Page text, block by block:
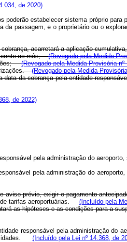
de 2020)
estabelecer sistema próprio
passagem, e o proprietário ou o
acarretará a aplicação
cento ao mês;(Revogado pela Medida
(Revogado pela Medida Provisória nº
(Revogado pela Medida
da cobrança pela entidade
de 2022)
pela administração do
pela administração do
prévio, exigir o pagamento
de tarifas aeroportuárias.(Incluído pela
as hipóteses e as condições para a
responsável pela administração do
(Incluído pela Lei nº 14.368, de